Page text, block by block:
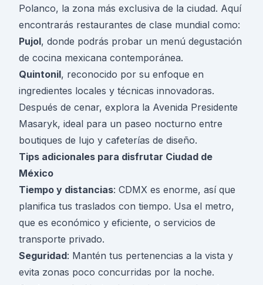
Polanco, la zona más exclusiva de la ciudad. Aquí
encontrarás restaurantes de clase mundial como:
Pujol, donde podrás probar un menú degustación
de cocina mexicana contemporánea.
Quintonil, reconocido por su enfoque en
ingredientes locales y técnicas innovadoras.
Después de cenar, explora la Avenida Presidente
Masaryk, ideal para un paseo nocturno entre
boutiques de lujo y cafeterías de diseño.
Tips adicionales para disfrutar Ciudad de
México
Tiempo y distancias: CDMX es enorme, así que
planifica tus traslados con tiempo. Usa el metro,
que es económico y eficiente, o servicios de
transporte privado.
Seguridad: Mantén tus pertenencias a la vista y
evita zonas poco concurridas por la noche.